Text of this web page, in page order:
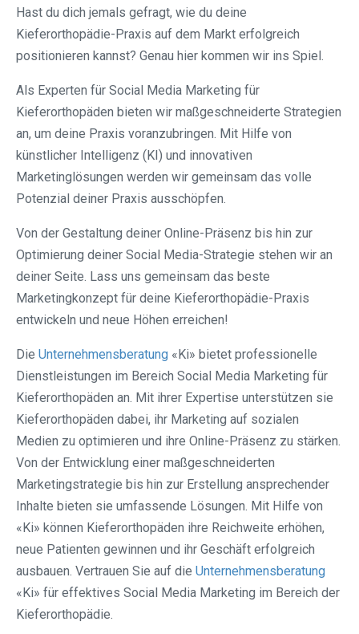
Hast du dich jemals gefragt, wie du deine
Kieferorthopädie-Praxis auf dem Markt erfolgreich
positionieren kannst? Genau hier kommen wir ins Spiel.
Als Experten für Social Media Marketing für
Kieferorthopäden bieten wir maßgeschneiderte Strategien
an, um deine Praxis voranzubringen. Mit Hilfe von
künstlicher Intelligenz (KI) und innovativen
Marketinglösungen werden wir gemeinsam das volle
Potenzial deiner Praxis ausschöpfen.
Von der Gestaltung deiner Online-Präsenz bis hin zur
Optimierung deiner Social Media-Strategie stehen wir an
deiner Seite. Lass uns gemeinsam das beste
Marketingkonzept für deine Kieferorthopädie-Praxis
entwickeln und neue Höhen erreichen!
Die Unternehmensberatung «Ki» bietet professionelle
Dienstleistungen im Bereich Social Media Marketing für
Kieferorthopäden an. Mit ihrer Expertise unterstützen sie
Kieferorthopäden dabei, ihr Marketing auf sozialen
Medien zu optimieren und ihre Online-Präsenz zu stärken.
Von der Entwicklung einer maßgeschneiderten
Marketingstrategie bis hin zur Erstellung ansprechender
Inhalte bieten sie umfassende Lösungen. Mit Hilfe von
«Ki» können Kieferorthopäden ihre Reichweite erhöhen,
neue Patienten gewinnen und ihr Geschäft erfolgreich
ausbauen. Vertrauen Sie auf die Unternehmensberatung
«Ki» für effektives Social Media Marketing im Bereich der
Kieferorthopädie.